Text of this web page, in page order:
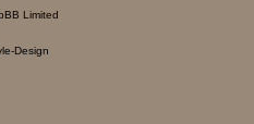
Limited
Design